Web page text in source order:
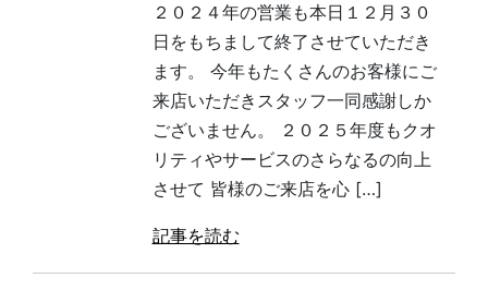
２０２４年の営業も本日１２月３０
日をもちまして終了させていただき
ます。 今年もたくさんのお客様にご
来店いただきスタッフ一同感謝しか
ございません。 ２０２５年度もクオ
リティやサービスのさらなるの向上
させて 皆様のご来店を心 […]
記事を読む